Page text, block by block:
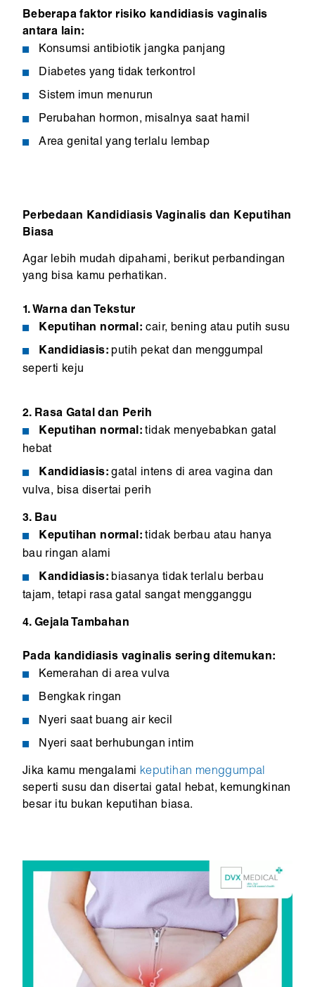
Beberapa faktor risiko kandidiasis vaginalis
antara lain:
Konsumsi antibiotik jangka panjang
Diabetes yang tidak terkontrol
Sistem imun menurun
Perubahan hormon, misalnya saat hamil
Area genital yang terlalu lembap
Perbedaan Kandidiasis Vaginalis dan Keputihan
Biasa
Agar lebih mudah dipahami, berikut perbandingan
yang bisa kamu perhatikan.
1. Warna dan Tekstur
Keputihan normal: cair, bening atau putih susu
Kandidiasis: putih pekat dan menggumpal
seperti keju
2. Rasa Gatal dan Perih
Keputihan normal:tidak menyebabkan gatal
hebat
Kandidiasis:gatal intens di area vagina dan
vulva, bisa disertai perih
3. Bau
Keputihan normal:tidak berbau atau hanya
bau ringan alami
Kandidiasis: biasanya tidak terlalu berbau
tajam, tetapi rasa gatal sangat mengganggu
4. Gejala Tambahan
Pada kandidiasis vaginalis sering ditemukan:
Kemerahan di area vulva
Bengkak ringan
Nyeri saat buang air kecil
Nyeri saat berhubungan intim
Jika kamu mengalami keputihan menggumpal
seperti susu dan disertai gatal hebat, kemungkinan
besar itu bukan keputihan biasa.